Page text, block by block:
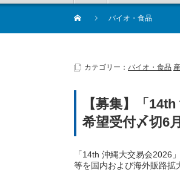
バイオ・食品
カテゴリー： バイオ・食品
【募集】「
希望受付〆切6
「14th 沖縄大交易会2026
等を国内および海外販路